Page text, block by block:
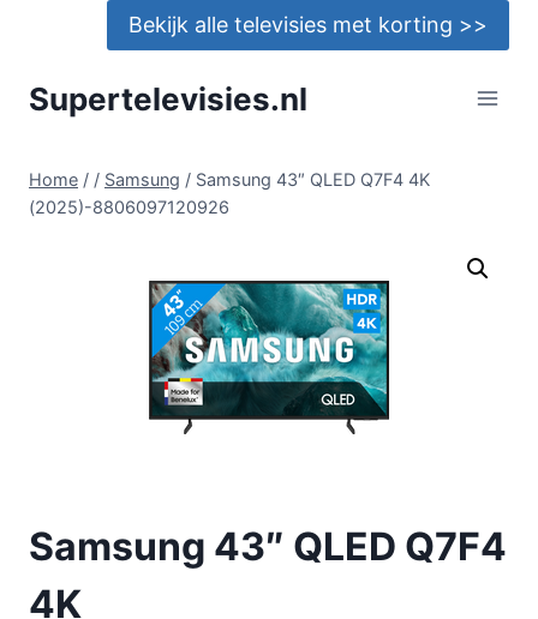
Bekijk alle televisies met korting >>
Supertelevisies.nl
Home / / Samsung / Samsung 43″ QLED Q7F4 4K
(2025)-8806097120926
Samsung 43″ QLED Q7F4
4K